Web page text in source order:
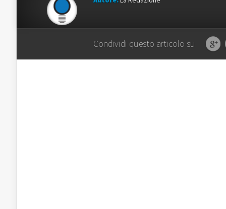
Condividi questo articolo su